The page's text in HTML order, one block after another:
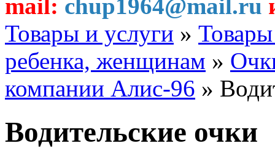
mail: chup1964@mail.ru
Товары и услуги »
ребенка, женщинам »
компании Алис-96 »
Водительские очки